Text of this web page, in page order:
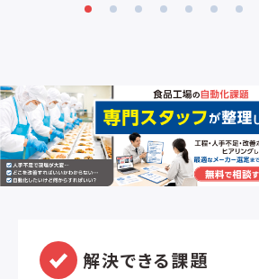
解決できる課題